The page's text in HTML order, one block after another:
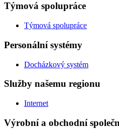
Týmová spolupráce
Týmová spolupráce
Personální systémy
Docházkový systém
Služby našemu regionu
Internet
Výrobní a obchodní